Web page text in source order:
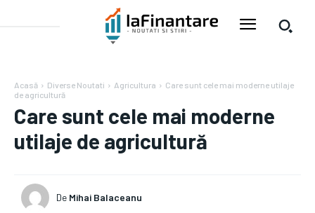
Acasă Diverse Noutati Agricultura
Care sunt cele mai moderne utilaje
de agricultură
Care sunt cele mai moderne
utilaje de agricultură
De Mihai Balaceanu